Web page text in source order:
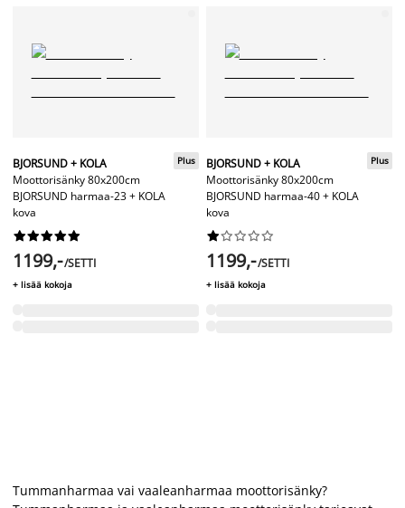
BJORSUND + KOLA
Moottorisänky 80x200cm
BJORSUND harmaa-23 + KOLA
kova
Plus






1199,-/SETTI
+ lisää kokoja
BJORSUND + KOLA
Moottorisänky 80x200cm
BJORSUND harmaa-40 + KOLA
kova
Plus






1199,-/SETTI
+ lisää kokoja
Tummanharmaa vai vaaleanharmaa moottorisänky?